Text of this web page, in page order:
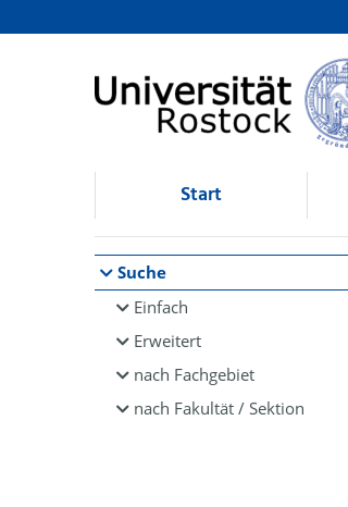
Browsen
direkt zum Inhalt
Start
Suche
Einfach
Erweitert
nach Fachgebiet
nach Fakultät / Sektion